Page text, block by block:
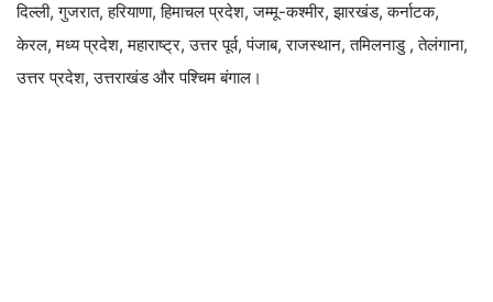
दिल्ली, गुजरात, हरियाणा, हिमाचल प्रदेश, जम्मू-कश्मीर, झारखंड, कर्नाटक,
केरल, मध्य प्रदेश, महाराष्ट्र, उत्तर पूर्व, पंजाब, राजस्थान, तमिलनाडु , तेलंगाना,
उत्तर प्रदेश, उत्तराखंड और पश्चिम बंगाल।